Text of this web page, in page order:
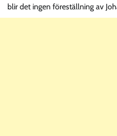
blir det ingen föreställning av